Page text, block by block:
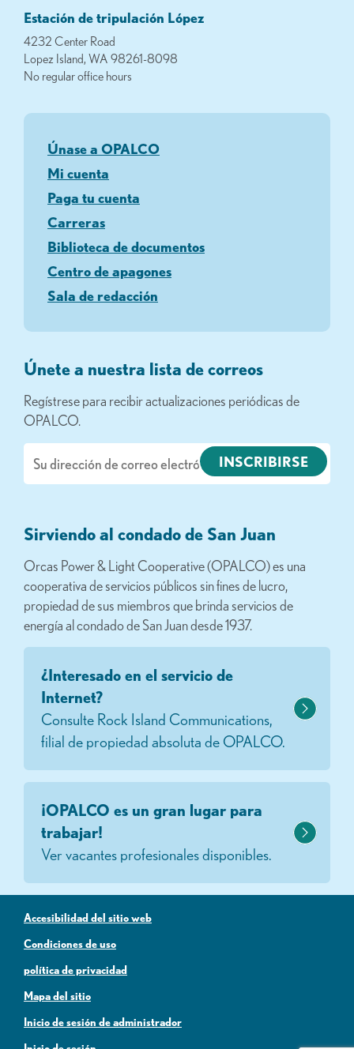
Estación de tripulación López
4232 Center Road
Lopez Island, WA 98261-8098
No regular office hours
Únase a OPALCO
Mi cuenta
Paga tu cuenta
Carreras
Biblioteca de documentos
Centro de apagones
Sala de redacción
Únete a nuestra lista de correos
Regístrese para recibir actualizaciones periódicas de
OPALCO.
electrónico
Sirviendo al condado de San Juan
Orcas Power & Light Cooperative (OPALCO) es una
cooperativa de servicios públicos sin fines de lucro,
propiedad de sus miembros que brinda servicios de
energía al condado de San Juan desde 1937.
¿Interesado en el servicio de
Internet?
Consulte Rock Island Communications,
filial de propiedad absoluta de OPALCO.
¡OPALCO es un gran lugar para
trabajar!
Ver vacantes profesionales disponibles.
Accesibilidad del sitio web
Condiciones de uso
política de privacidad
Mapa del sitio
Inicio de sesión de administrador